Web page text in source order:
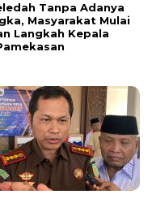
Tanpa Adanya
Masyarakat Mulai
Langkah Kepala